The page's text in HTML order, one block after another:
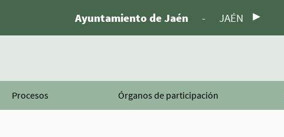
Ayuntamiento de Jaén - JAÉN
Procesos Órganos de participación